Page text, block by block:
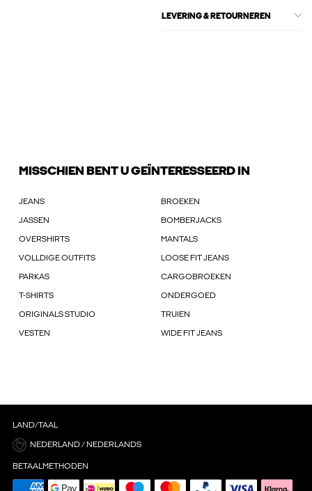
LEVERING & RETOURNEREN
MISSCHIEN BENT U GEÏNTERESSEERD IN
JEANS BROEKEN
JASSEN BOMBERJACKS
OVERSHIRTS MANTALS
VOLLDIGE OUTFITS LOOSE FIT JEANS
PARKAS CARGOBROEKEN
T-SHIRTS ONDERGOED
ORIGINALS STUDIO TRUIEN
VESTEN WIDE FIT JEANS
LAND/TAAL
NEDERLAND / NEDERLANDS
BETAALMETHODEN